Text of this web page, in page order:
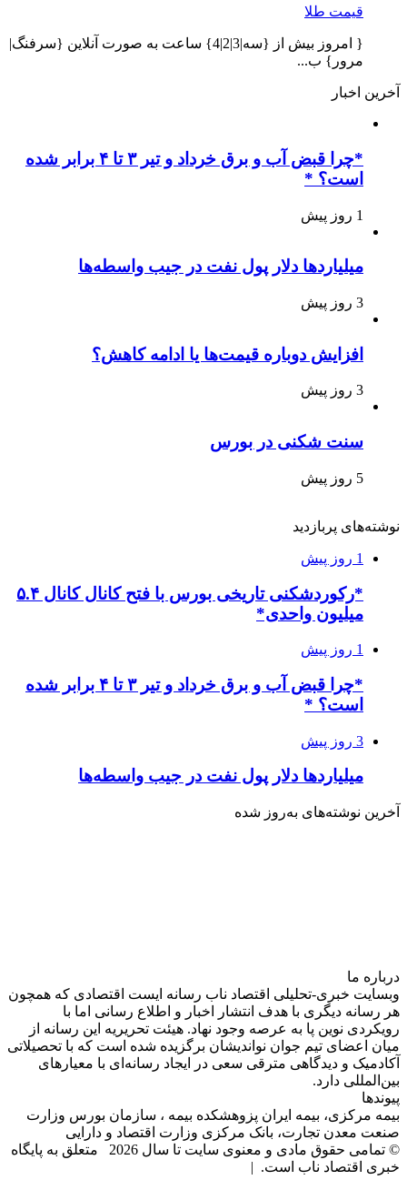
قیمت طلا
{ امروز بیش از {سه|3|2|4} ساعت به صورت آنلاین {سرفنگ|
مرور} ب...
آخرین اخبار
*چرا قبض آب و برق خرداد و تیر ۳ تا ۴ برابر شده
است؟ *
1 روز پیش
میلیاردها دلار پول نفت در جیب واسطه‌ها
3 روز پیش
افزایش دوباره قیمت‌ها یا ادامه کاهش؟
3 روز پیش
سنت شکنی در بورس
5 روز پیش
نوشته‌های پربازدید
1 روز پیش
*رکوردشکنی تاریخی بورس با فتح کانال کانال ۵.۴
میلیون واحدی*
1 روز پیش
*چرا قبض آب و برق خرداد و تیر ۳ تا ۴ برابر شده
است؟ *
3 روز پیش
میلیاردها دلار پول نفت در جیب واسطه‌ها
آخرین نوشته‌های‌ به‌روز شده
درباره‌ ما
وبسایت خبری-تحلیلی اقتصاد ناب رسانه‌ ایست اقتصادی که همچون
هر رسانه دیگری با هدف انتشار اخبار و اطلاع رسانی اما با
رویکردی نوین پا به عرصه وجود نهاد. هیئت تحریریه این رسانه از
میان اعضای تیم جوان نواندیشان برگزیده شده است که با تحصیلاتی
آکادمیک و دیدگاهی‌ مترقی سعی در ایجاد رسانه‌ای با معیار‌های
بین‌المللی دارد.
پیوندها
بیمه مرکزی، بیمه ایران پزوهشکده بیمه ، سازمان بورس وزارت
صنعت معدن تجارت، بانک مرکزی وزارت اقتصاد و دارایی
© تمامی حقوق مادی و معنوی سایت تا سال 2026 متعلق به پایگاه
خبری اقتصاد ناب است. |